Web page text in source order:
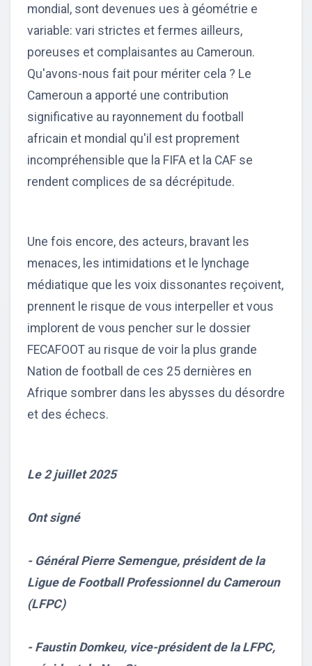
mondial, sont devenues ues à géométrie e
variable: vari strictes et fermes ailleurs,
poreuses et complaisantes au Cameroun.
Qu'avons-nous fait pour mériter cela ? Le
Cameroun a apporté une contribution
significative au rayonnement du football
africain et mondial qu'il est proprement
incompréhensible que la FIFA et la CAF se
rendent complices de sa décrépitude.
Une fois encore, des acteurs, bravant les
menaces, les intimidations et le lynchage
médiatique que les voix dissonantes reçoivent,
prennent le risque de vous interpeller et vous
implorent de vous pencher sur le dossier
FECAFOOT au risque de voir la plus grande
Nation de football de ces 25 dernières en
Afrique sombrer dans les abysses du désordre
et des échecs.
Le 2 juillet 2025
Ont signé
- Général Pierre Semengue, président de la
Ligue de Football Professionnel du Cameroun
(LFPC)
- Faustin Domkeu, vice-président de la LFPC,